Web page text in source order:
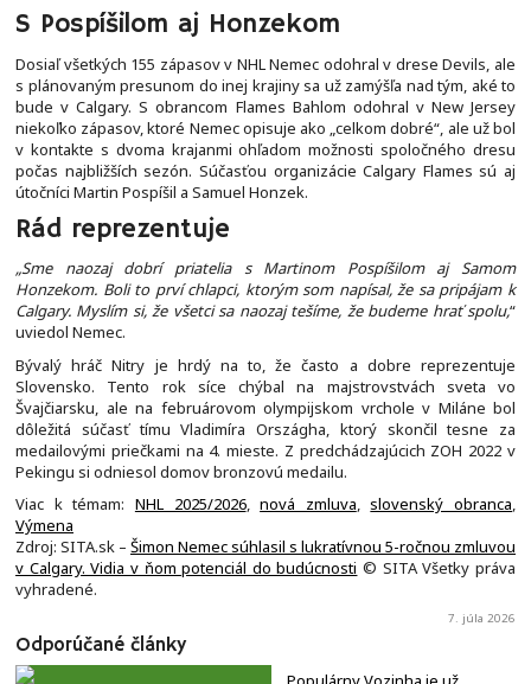
S Pospíšilom aj Honzekom
Dosiaľ všetkých 155 zápasov v NHL Nemec odohral v drese Devils, ale
s plánovaným presunom do inej krajiny sa už zamýšľa nad tým, aké to
bude v Calgary. S obrancom Flames Bahlom odohral v New Jersey
niekoľko zápasov, ktoré Nemec opisuje ako „celkom dobré“, ale už bol
v kontakte s dvoma krajanmi ohľadom možnosti spoločného dresu
počas najbližších sezón. Súčasťou organizácie Calgary Flames sú aj
útočníci Martin Pospíšil a Samuel Honzek.
Rád reprezentuje
„Sme naozaj dobrí priatelia s Martinom Pospíšilom aj Samom
Honzekom. Boli to prví chlapci, ktorým som napísal, že sa pripájam k
Calgary. Myslím si, že všetci sa naozaj tešíme, že budeme hrať spolu,“
uviedol Nemec.
Bývalý hráč Nitry je hrdý na to, že často a dobre reprezentuje
Slovensko. Tento rok síce chýbal na majstrovstvách sveta vo
Švajčiarsku, ale na februárovom olympijskom vrchole v Miláne bol
dôležitá súčasť tímu Vladimíra Országha, ktorý skončil tesne za
medailovými priečkami na 4. mieste. Z predchádzajúcich ZOH 2022 v
Pekingu si odniesol domov bronzovú medailu.
Viac k témam: NHL 2025/2026,nová zmluva,slovenský obranca,
Výmena
Zdroj: SITA.sk – Šimon Nemec súhlasil s lukratívnou 5-ročnou zmluvou
v Calgary. Vidia v ňom potenciál do budúcnosti © SITA Všetky práva
vyhradené.
7. júla 2026
Odporúčané články